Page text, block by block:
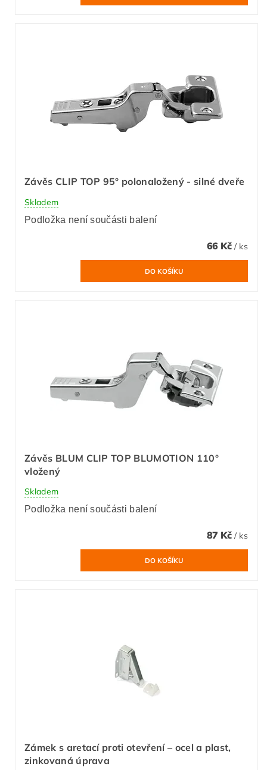
Závěs CLIP TOP 95° polonaložený - silné dveře
Skladem
Podložka není součásti balení
66 Kč / ks
Závěs BLUM CLIP TOP BLUMOTION 110°
vložený
Skladem
Podložka není součásti balení
87 Kč / ks
Zámek s aretací proti otevření – ocel a plast,
zinkovaná úprava